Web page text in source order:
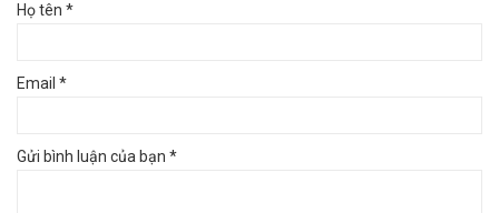
Họ tên *
Email *
Gửi bình luận của bạn *